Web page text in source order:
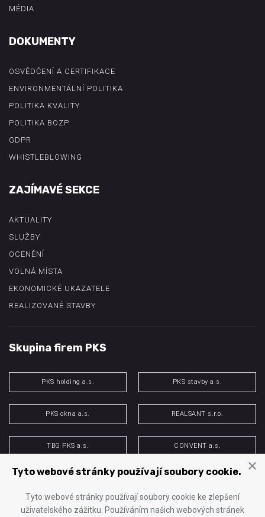
MÉDIA
DOKUMENTY
OSVĚDČENÍ A CERTIFIKACE
ENVIRONMENTÁLNÍ POLITIKA
POLITIKA KVALITY
POLITIKA BOZP
GDPR
WHISTLEBLOWING
ZAJÍMAVÉ SEKCE
AKTUALITY
SLUŽBY
OCENĚNÍ
VOLNÁ MÍSTA
EKONOMICKÉ UKAZATELE
REALIZOVANÉ STAVBY
Skupina firem PKS
PKS holding a.s. PKS stavby a.s.
PKS okna a.s. REALSANT s.r.o.
TBG PKS a.s. CONVENT a.s.
PKS energo s.r.o. H&M spol. s r.o.
×
Tyto webové stránky používají soubory cookie.
Tyto webové stránky používají soubory cookie ke zlepšení
uživatelského zážitku. Používáním našich webových stránek